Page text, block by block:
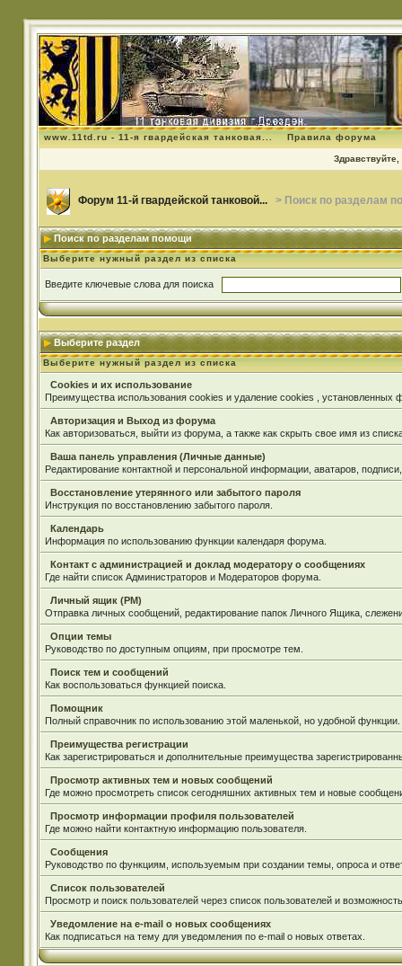
www.11td.ru - 11-я гвардейская танковая... Правила форума
Здравствуйте,
Форум 11-й гвардейской танковой... > Поиск по разделам
Поиск по разделам помощи
Выберите нужный раздел из списка
Введите ключевые слова для поиска
Выберите раздел
Выберите нужный раздел из списка
Cookies и их использование
Преимущества использования cookies и удаление cookies , установленных
Авторизация и Выход из форума
Как авторизоваться, выйти из форума, а также как скрыть свое имя из
Ваша панель управления (Личные данные)
Редактирование контактной и персональной информации, аватаров,
Восстановление утерянного или забытого пароля
Инструкция по восстановлению забытого пароля.
Календарь
Информация по использованию функции календаря форума.
Контакт с администрацией и доклад модератору о сообщениях
Где найти список Администраторов и Модераторов форума.
Личный ящик (PM)
Отправка личных сообщений, редактирование папок Личного Ящика,
Опции темы
Руководство по доступным опциям, при просмотре тем.
Поиск тем и сообщений
Как воспользоваться функцией поиска.
Помощник
Полный справочник по использованию этой маленькой, но удобной функции.
Преимущества регистрации
Как зарегистрироваться и дополнительные преимущества
Просмотр активных тем и новых сообщений
Где можно просмотреть список сегодняшних активных тем и новые
Просмотр информации профиля пользователей
Где можно найти контактную информацию пользователя.
Сообщения
Руководство по функциям, используемым при создании темы, опроса и
Список пользователей
Просмотр и поиск пользователей через список пользователей и
Уведомление на e-mail о новых сообщениях
Как подписаться на тему для уведомления по e-mail о новых ответах.